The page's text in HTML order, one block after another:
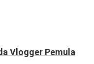
Vlogger Pemula